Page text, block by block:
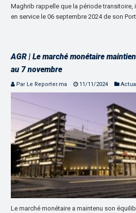
Maghrib rappelle que la période transitoire,
en service le 06 septembre 2024 de son
AGR | Le marché monétaire
au 7 novembre
Par Le Reporter.ma 11/11/2024
Le marché monétaire a maintenu son